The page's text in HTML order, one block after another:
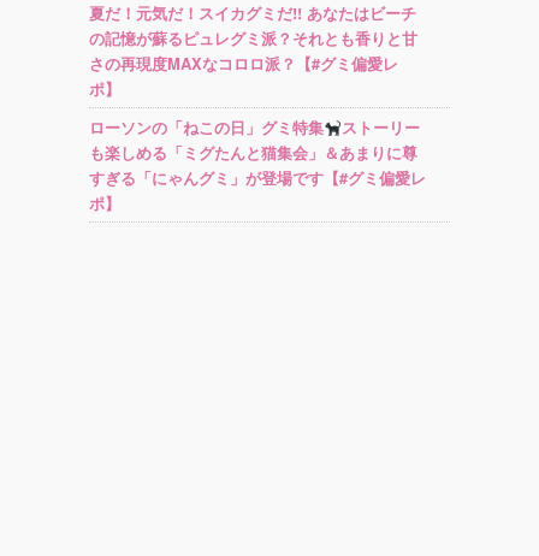
夏だ！元気だ！スイカグミだ!! あなたはビーチ
の記憶が蘇るピュレグミ派？それとも香りと甘
さの再現度MAXなコロロ派？【#グミ偏愛レ
ポ】
ローソンの「ねこの日」グミ特集
ストーリー
も楽しめる「ミグたんと猫集会」＆あまりに尊
すぎる「にゃんグミ」が登場です【#グミ偏愛レ
ポ】